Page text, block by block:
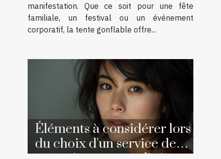
manifestation. Que ce soit pour une fête
familiale, un festival ou un événement
corporatif, la tente gonflable offre...
Éléments à considérer lors
du choix d'un service de